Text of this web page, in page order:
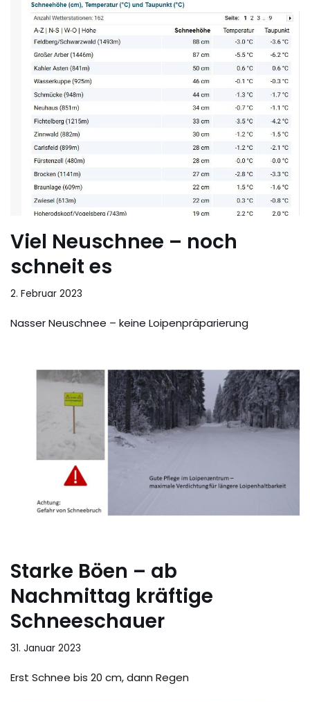
Viel Neuschnee – noch
schneit es
2. Februar 2023
Nasser Neuschnee – keine Loipenpräparierung
Starke Böen – ab
Nachmittag kräftige
Schneeschauer
31. Januar 2023
Erst Schnee bis 20 cm, dann Regen